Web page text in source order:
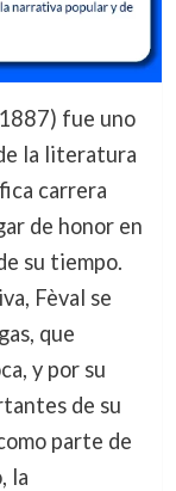
fue uno
la literatura
carrera
de honor en
su tiempo.
Fèval se
que
y por su
de su
parte de
la